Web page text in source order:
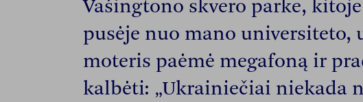
Vašingtono skvero parke,
pusėje nuo mano universiteto,
moteris paėmė megafoną ir
kalbėti: „Ukrainiečiai niekada